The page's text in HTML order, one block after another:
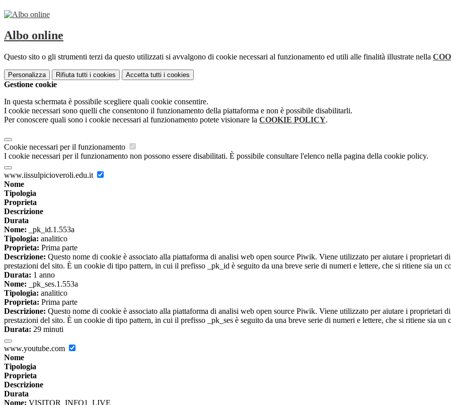
Albo online
Questo sito o gli strumenti terzi da questo utilizzati si avvalgono di cookie necessari al funzionamento ed utili alle finalità illustrate nella
Personalizza Rifiuta tutti i cookies Accetta tutti i cookies
Gestione cookie
In questa schermata è possibile scegliere quali cookie consentire.
I cookie necessari sono quelli che consentono il funzionamento della piattaforma e non è possibile disabilitarli.
Per conoscere quali sono i cookie necessari al funzionamento potete visionare la COOKIE POLICY.
Cookie necessari per il funzionamento
I cookie necessari per il funzionamento non possono essere disabilitati. È possibile consultare l'elenco nella pagina della cookie policy.
www.iissulpicioveroli.edu.it
Nome
Tipologia
Proprieta
Descrizione
Durata
Nome: _pk_id.1.553a
Tipologia: analitico
Proprieta: Prima parte
Descrizione: Questo nome di cookie è associato alla piattaforma di analisi web open source Piwik. Viene utilizzato per aiutare i proprietari
prestazioni del sito. È un cookie di tipo pattern, in cui il prefisso _pk_id è seguito da una breve serie di numeri e lettere, che si ritiene sia un
Durata: 1 anno
Nome: _pk_ses.1.553a
Tipologia: analitico
Proprieta: Prima parte
Descrizione: Questo nome di cookie è associato alla piattaforma di analisi web open source Piwik. Viene utilizzato per aiutare i proprietari
prestazioni del sito. È un cookie di tipo pattern, in cui il prefisso _pk_ses è seguito da una breve serie di numeri e lettere, che si ritiene sia
Durata: 29 minuti
www.youtube.com
Nome
Tipologia
Proprieta
Descrizione
Durata
Nome: VISITOR_INFO1_LIVE